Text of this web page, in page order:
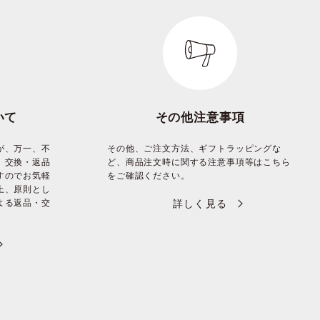
て
、万一、不
交換・返品
のでお気軽
、原則とし
る返品・交
その他注意事項
その他、ご注文方法、ギフトラッピングな
ど、商品注文時に関する注意事項等はこちら
をご確認ください。
詳しく見る